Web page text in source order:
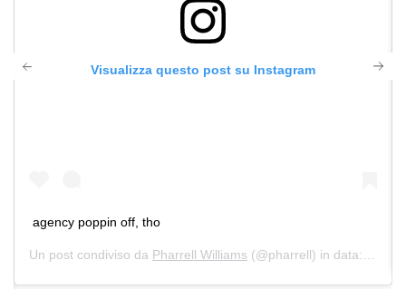
31, 2018 at 5:33 PDT
Visualizza questo post su Instagram
agency poppin off, tho
Un post condiviso da Pharrell Williams (@pharrell) in data: